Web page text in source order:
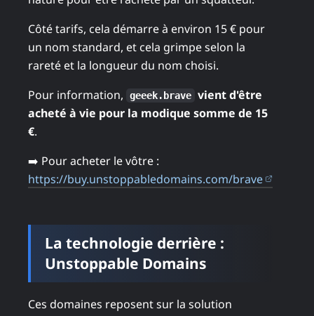
Côté tarifs, cela démarre à environ 15 € pour
un nom standard, et cela grimpe selon la
rareté et la longueur du nom choisi.
Pour information,
geeek.brave vient d'être
acheté à vie pour la modique somme de 15
€.
➡️ Pour acheter le vôtre :
https://buy.unstoppabledomains.com/brave
La technologie derrière :
Unstoppable Domains
Ces domaines reposent sur la solution